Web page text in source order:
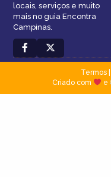
locais, serviços e muito
mais no guia Encontra
Campinas.
Termos|
Criado com
e